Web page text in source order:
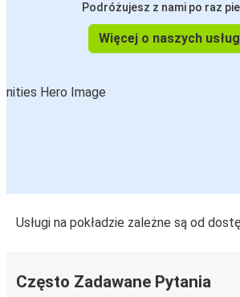
Podróżujesz z nami po raz
Więcej o naszych
Usługi na pokładzie zależne są od
Często Zadawane Pytania